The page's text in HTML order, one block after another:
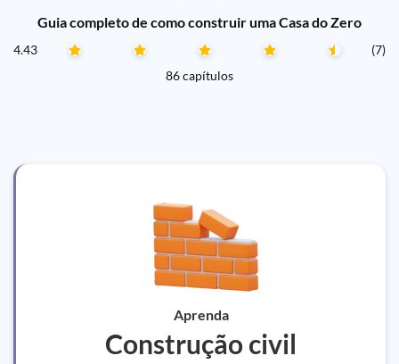
Guia completo de como construir uma Casa do Zero
4.43
(7)
86 capítulos
Aprenda
Construção civil